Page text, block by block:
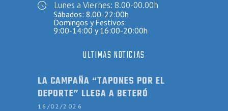
Lunes a Viernes: 8.00-00.00h
Sábados: 8.00-22:00h
Domingos y Festivos:
9:00-14:00 y 16:00-20:00h
ULTIMAS NOTICIAS
LA CAMPAÑA “TAPONES POR EL
DEPORTE” LLEGA A BETERÓ
16/02/2026